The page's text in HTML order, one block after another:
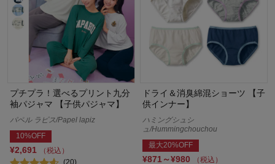
プチプラ！選べるプリント九分
袖パジャマ 【子供パジャマ】
パペル ラピス/Papel lapiz
10%OFF
¥2,691
（税込）
ドライ＆消臭綿混ショーツ 【子
供インナー】
ハミングシュシ
ュ/Hummingchouchou
最大20%OFF
¥871～¥980
（税込）